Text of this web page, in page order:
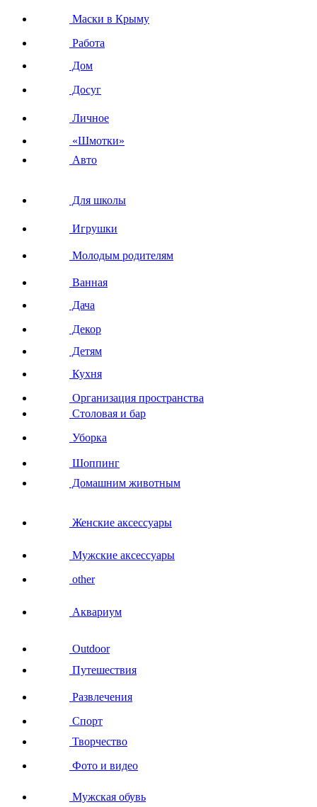
Маски в Крыму
Работа
Дом
Досуг
Личное
«Шмотки»
Авто
Для школы
Игрушки
Молодым родителям
Ванная
Дача
Декор
Детям
Кухня
Организация пространства
Столовая и бар
Уборка
Шоппинг
Домашним животным
Женские аксессуары
Мужские аксессуары
other
Аквариум
Outdoor
Путешествия
Развлечения
Спорт
Творчество
Фото и видео
Мужская обувь